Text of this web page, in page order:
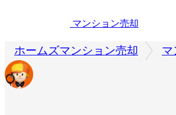
マンション売却
ホームズマンション売却 マ